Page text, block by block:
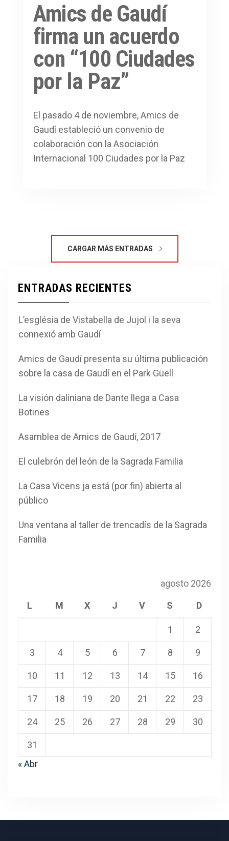
Amics de Gaudí
firma un acuerdo
con “100 Ciudades
por la Paz”
El pasado 4 de noviembre, Amics de
Gaudí estableció un convenio de
colaboración con la Asociación
Internacional 100 Ciudades por la Paz
CARGAR MÁS ENTRADAS
ENTRADAS RECIENTES
L’església de Vistabella de Jujol i la seva
connexió amb Gaudí
Amics de Gaudí presenta su última publicación
sobre la casa de Gaudí en el Park Güell
La visión daliniana de Dante llega a Casa
Botines
Asamblea de Amics de Gaudí, 2017
El culebrón del león de la Sagrada Familia
La Casa Vicens ja está (por fin) abierta al
público
Una ventana al taller de trencadís de la Sagrada
Familia
agosto 2026
L M X J V S D
1 2
3 4 5 6 7 8 9
10 11 12 13 14 15 16
17 18 19 20 21 22 23
24 25 26 27 28 29 30
31
« Abr